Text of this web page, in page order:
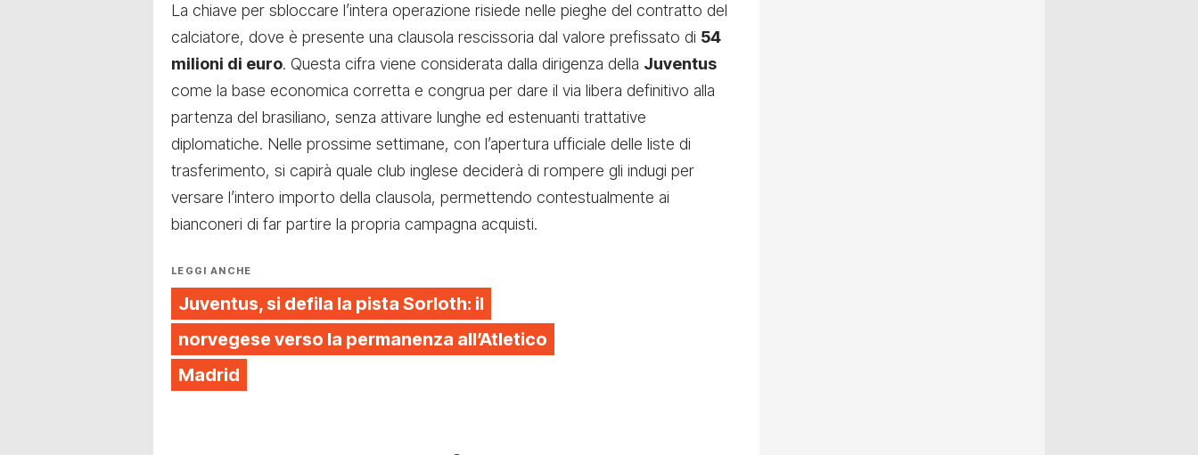
La chiave per sbloccare l’intera operazione risiede nelle pieghe del contratto del
calciatore, dove è presente una clausola rescissoria dal valore prefissato di 54
milioni di euro. Questa cifra viene considerata dalla dirigenza della Juventus
come la base economica corretta e congrua per dare il via libera definitivo alla
partenza del brasiliano, senza attivare lunghe ed estenuanti trattative
diplomatiche. Nelle prossime settimane, con l’apertura ufficiale delle liste di
trasferimento, si capirà quale club inglese deciderà di rompere gli indugi per
versare l’intero importo della clausola, permettendo contestualmente ai
bianconeri di far partire la propria campagna acquisti.
LEGGI ANCHE
Juventus, si defila la pista Sorloth: il
norvegese verso la permanenza all’Atletico
Madrid